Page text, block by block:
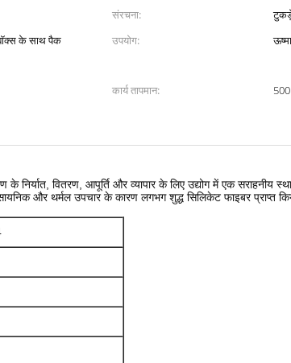
संरचना:
के साथ पैक
उपयोग:
कार्य तापमान:
500
के निर्यात, वितरण, आपूर्ति और व्यापार के लिए उद्योग में एक सराहनीय
और थर्मल उपचार के कारण लगभग शुद्ध सिलिकेट फाइबर प्राप्त